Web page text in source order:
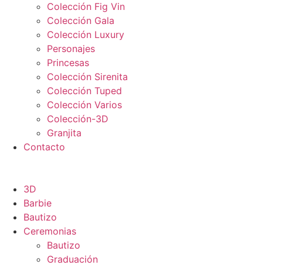
Colección Fig Vin
Colección Gala
Colección Luxury
Personajes
Princesas
Colección Sirenita
Colección Tuped
Colección Varios
Colección-3D
Granjita
Contacto
3D
Barbie
Bautizo
Ceremonias
Bautizo
Graduación